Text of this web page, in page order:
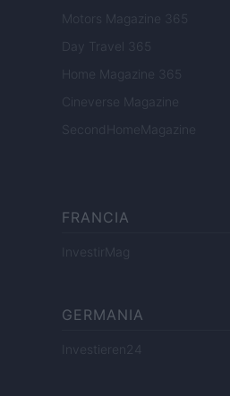
Motors Magazine 365
Day Travel 365
Home Magazine 365
Cineverse Magazine
SecondHomeMagazine
FRANCIA
InvestirMag
GERMANIA
Investieren24